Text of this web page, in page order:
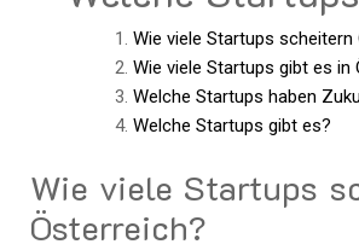
Wie viele Startups scheitern
Wie viele Startups gibt es in
Welche Startups haben
Welche Startups gibt es?
Wie viele Startups
Österreich?